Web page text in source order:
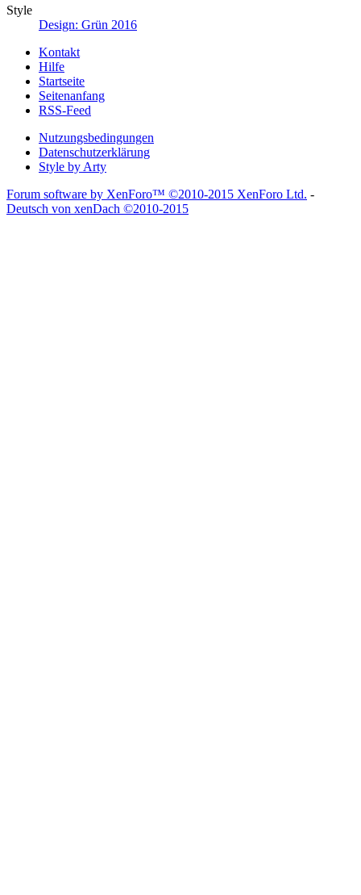
Style
Design: Grün 2016
Kontakt
Hilfe
Startseite
Seitenanfang
RSS-Feed
Nutzungsbedingungen
Datenschutzerklärung
Style by Arty
Forum software by XenForo™ ©2010-2015 XenForo Ltd. -
Deutsch von xenDach ©2010-2015